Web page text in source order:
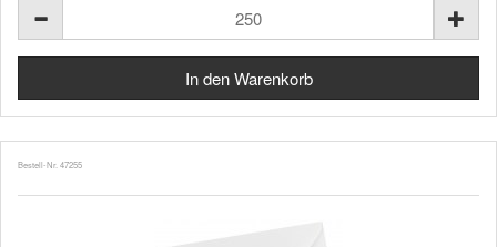
Bestell-Nr. 47255